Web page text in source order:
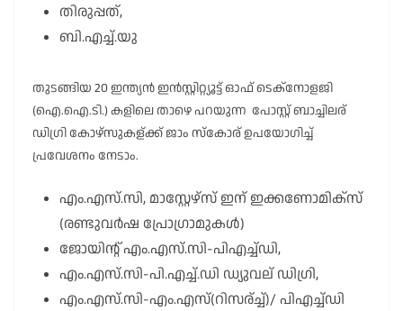
തിരുപ്പത്,
ബി.എച്ച്.യു
തുടങ്ങിയ 20 ഇന്ത്യൻ ഇൻസ്റ്റിറ്റ്യൂട്ട് ഓഫ് ടെക്നോളജി
(ഐ.ഐ.ടി.) കളിലെ താഴെ പറയുന്ന പോസ്റ്റ് ബാച്ചിലര്
ഡിഗ്രി കോഴ്സുകള്ക്ക് ജാം സ്കോര് ഉപയോഗിച്ച്
പ്രവേശനം നേടാം.
എം.എസ്.സി, മാസ്റ്റേഴ്സ് ഇന് ഇക്കണോമിക്സ്
(രണ്ടുവർഷ പ്രോഗ്രാമുകൾ)
ജോയിന്റ് എം.എസ്.സി-പിഎച്ച്ഡി,
എം.എസ്.സി-പി.എച്ച്.ഡി ഡ്യുവല് ഡിഗ്രി,
എം.എസ്.സി-എം.എസ്(റിസര്ച്ച്)/ പിഎച്ച്ഡി